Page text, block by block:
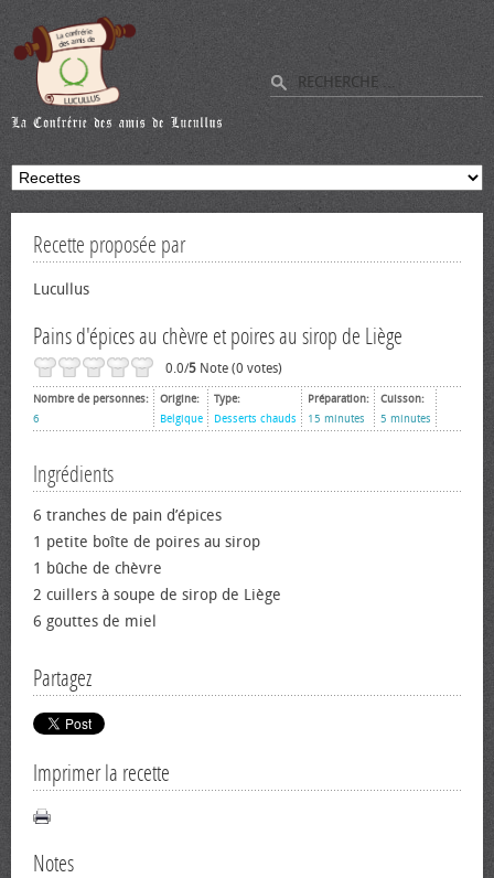
Recette proposée par
Lucullus
Pains d'épices au chèvre et poires au sirop de Liège
0.0/5 Note (0 votes)
Nombre de personnes:
6
Origine:
Belgique
Type:
Desserts chauds
Préparation:
15 minutes
Cuisson:
5 minutes
Ingrédients
6 tranches de pain d’épices
1 petite boîte de poires au sirop
1 bûche de chèvre
2 cuillers à soupe de sirop de Liège
6 gouttes de miel
Partagez
Imprimer la recette
Notes